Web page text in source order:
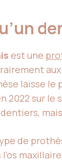
est une
laisse le
2022 sur le
de
l’os